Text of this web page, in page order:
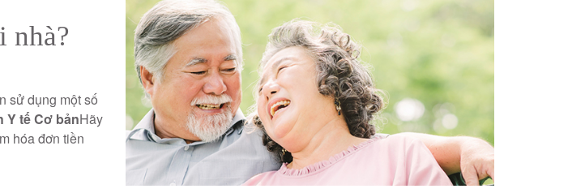
nhà?
sử dụng một số
tế Cơ bảnHãy
hóa đơn tiền